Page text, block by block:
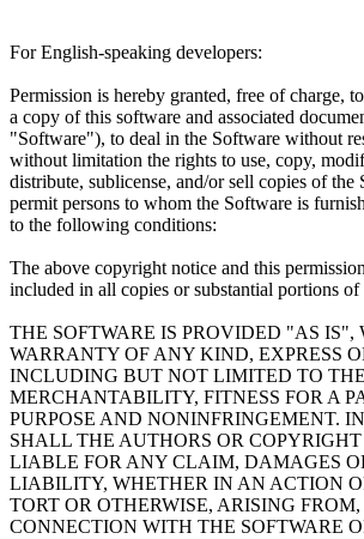
For English-speaking developers:
Permission is hereby granted, free of charge,
a copy of this software and associated
"Software"), to deal in the Software without
without limitation the rights to use, copy,
distribute, sublicense, and/or sell copies of the
permit persons to whom the Software is
to the following conditions:
The above copyright notice and this
included in all copies or substantial portions of
THE SOFTWARE IS PROVIDED "AS IS",
WARRANTY OF ANY KIND, EXPRESS
INCLUDING BUT NOT LIMITED TO
MERCHANTABILITY, FITNESS FOR A
PURPOSE AND NONINFRINGEMENT.
SHALL THE AUTHORS OR
LIABLE FOR ANY CLAIM, DAMAGES
LIABILITY, WHETHER IN AN ACTION
TORT OR OTHERWISE, ARISING
CONNECTION WITH THE SOFTWARE